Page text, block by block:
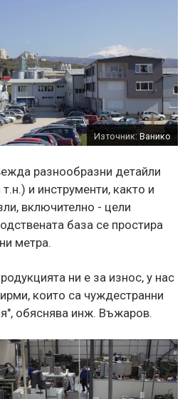
Източник: Ванико
разнообразни детайли
и инструменти, както и
включително - цели
база се простира
метра.
ни е за износ, у нас
които са чуждестранни
обяснява инж. Въжаров.